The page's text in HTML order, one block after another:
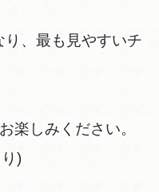
、最も見やすいチ
楽しみください。
)